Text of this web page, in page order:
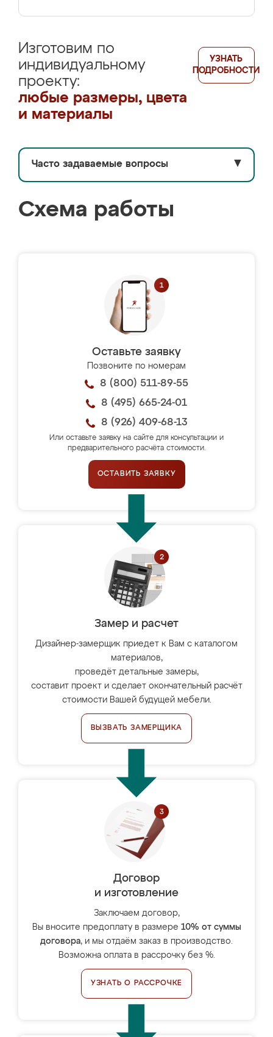
Изготовим по
индивидуальному
проекту:
любые размеры, цвета
и материалы
УЗНАТЬ
ПОДРОБНОСТИ
Часто задаваемые вопросы ▼
Схема работы
Оставьте заявку
Позвоните по номерам
8 (800) 511-89-55
8 (495) 665-24-01
8 (926) 409-68-13
Или оставьте заявку на сайте для консультации и
предварительного расчёта стоимости.
ОСТАВИТЬ ЗАЯВКУ
Замер и расчет
Дизайнер-замерщик приедет к Вам с каталогом
материалов,
проведёт детальные замеры,
составит проект и сделает окончательный расчёт
стоимости Вашей будущей мебели.
ВЫЗВАТЬ ЗАМЕРЩИКА
Договор
и изготовление
Заключаем договор,
Вы вносите предоплату в размере 10% от суммы
договора, и мы отдаём заказ в производство.
Возможна оплата в рассрочку без %.
УЗНАТЬ О РАССРОЧКЕ